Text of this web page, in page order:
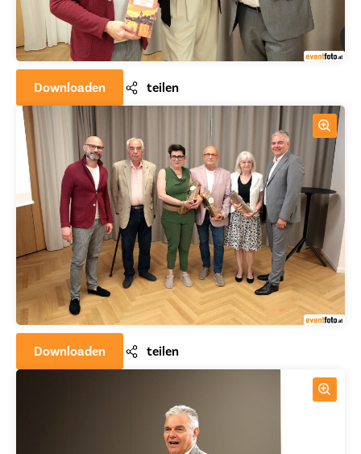
Downloaden teilen
Downloaden teilen